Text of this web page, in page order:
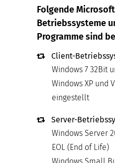
Folgende Microsoft
Betriebssysteme
Programme sind
Client-
Windows 7 32Bit
Windows XP und
eingestellt
Server-
Windows Server
EOL (End of Life)